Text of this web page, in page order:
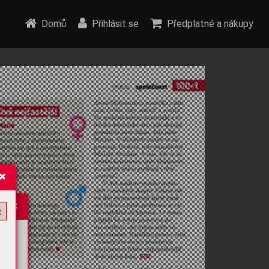
Domů Přihlásit se Předplatné a nákupy